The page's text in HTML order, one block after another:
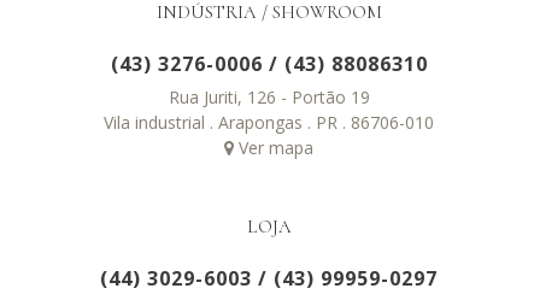
INDÚSTRIA / SHOWROOM
(43) 3276-0006 / (43) 88086310
Rua Juriti, 126 - Portão 19
Vila industrial . Arapongas . PR . 86706-010
Ver mapa
LOJA
(44) 3029-6003 / (43) 99959-0297